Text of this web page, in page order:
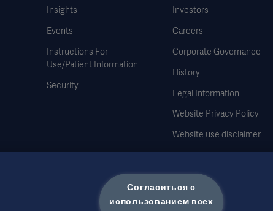
Insights
Events
Instructions For
Use/Patient Information
Security
Investors
Careers
Corporate Governance
History
Legal Information
Website Privacy Policy
Website use disclaimer
Cookie Notice
Data Subject Request Form
Согласиться с
использованием всех